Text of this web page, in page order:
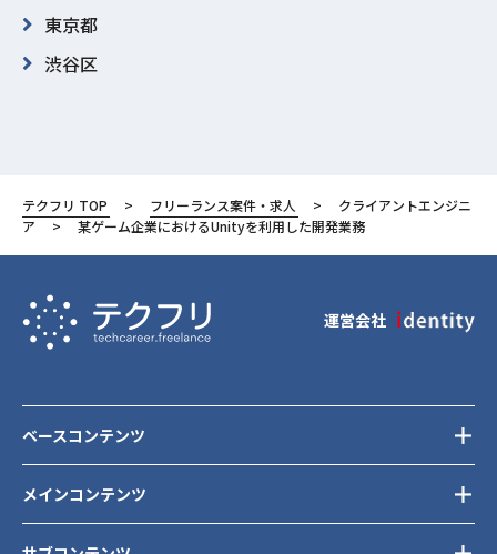
東京都
渋谷区
テクフリ TOP フリーランス案件・求人
クライアントエンジニ
ア
某ゲーム企業におけるUnityを利用した開発業務
運営会社
メインコンテンツ
ベースコンテンツ